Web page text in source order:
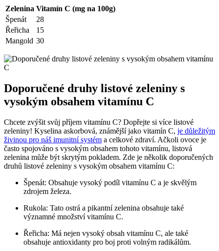
Zelenina Vitamín C (mg na 100g)
Špenát
28
Řeřicha
15
Mangold 30
Doporučené druhy listové zeleniny s
vysokým obsahem vitamínu C
Chcete zvýšit svůj příjem vitamínu C? Dopřejte si více listové
zeleniny! Kyselina askorbová, známější jako vitamín C, je důležitým
živinou pro náš imunitní systém a celkové zdraví. Ačkoli ovoce je
často spojováno s vysokým obsahem tohoto vitamínu, listová
zelenina může být skrytým pokladem. Zde je několik doporučených
druhů listové zeleniny s vysokým obsahem vitamínu C:
Špenát: Obsahuje vysoký podíl vitamínu C a je skvělým
zdrojem železa.
Rukola: Tato ostrá a pikantní zelenina obsahuje také
významné množství vitamínu C.
Řeřicha: Má nejen vysoký obsah vitamínu C, ale také
obsahuje antioxidanty pro boj proti volným radikálům.